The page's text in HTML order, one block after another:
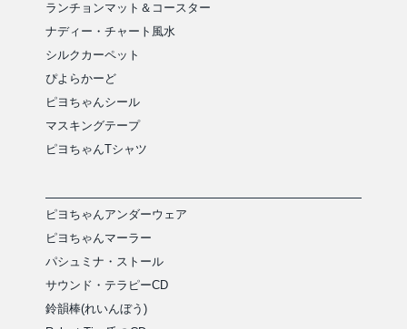
ランチョンマット＆コースター
ナディー・チャート風水
シルクカーペット
ぴよらかーど
ピヨちゃんシール
マスキングテープ
ピヨちゃんTシャツ
ピヨちゃんアンダーウェア
ピヨちゃんマーラー
パシュミナ・ストール
サウンド・テラピーCD
鈴韻棒(れいんぼう)